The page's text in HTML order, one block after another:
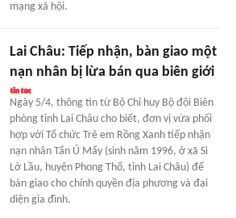
mạng xã hội.
Lai Châu: Tiếp nhận, bàn giao một
nạn nhân bị lừa bán qua biên giới
Ngày 5/4, thông tin từ Bộ Chỉ huy Bộ đội Biên
phòng tỉnh Lai Châu cho biết, đơn vị vừa phối
hợp với Tổ chức Trẻ em Rồng Xanh tiếp nhận
nạn nhân Tẩn Ú Mẩy (sinh năm 1996, ở xã Sì
Lở Lầu, huyện Phong Thổ, tỉnh Lai Châu) để
bàn giao cho chính quyền địa phương và đại
diện gia đình.